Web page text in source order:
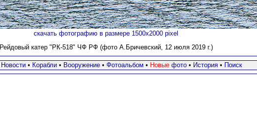
скачать фотографию в размере 1500х2000 pixel
Рейдовый катер "РК-518" ЧФ РФ (фото А.Бричевский, 12 июля 2019 г.)
Новости• Корабли• Вооружение • Фотоальбом • Новыефото • История• Поиск